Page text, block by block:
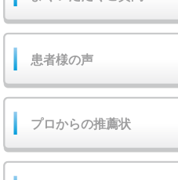
患者様の声
プロからの推薦状